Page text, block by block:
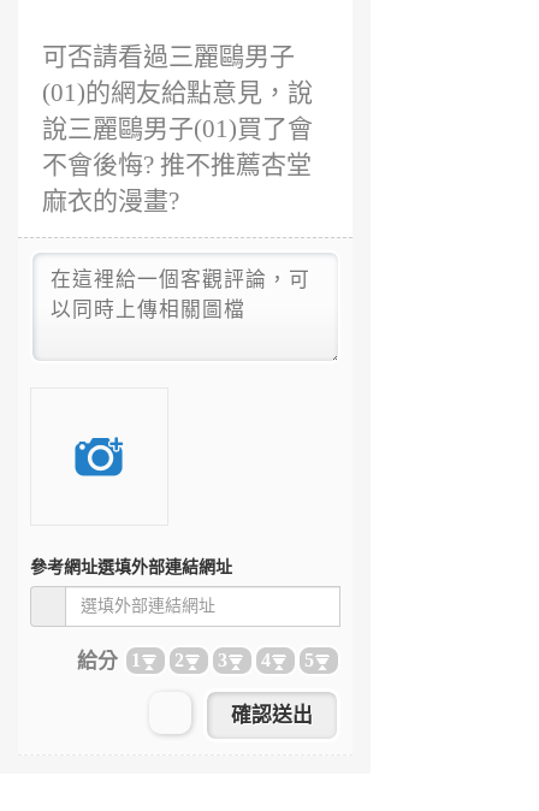
可否請看過三麗鷗男子
(01)的網友給點意見，說
說三麗鷗男子(01)買了會
不會後悔? 推不推薦杏堂
麻衣的漫畫?
參考網址選填外部連結網址
給分 1 2 3 4 5